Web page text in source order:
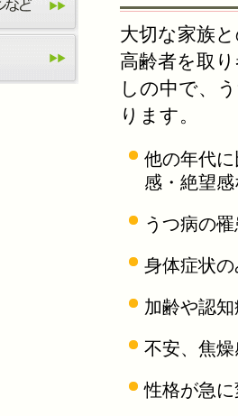
大切な家族
高齢者を取
しの中で、
ります。
他の年代
感・絶望
うつ病の
身体症状
加齢や認
不安、焦
性格が急